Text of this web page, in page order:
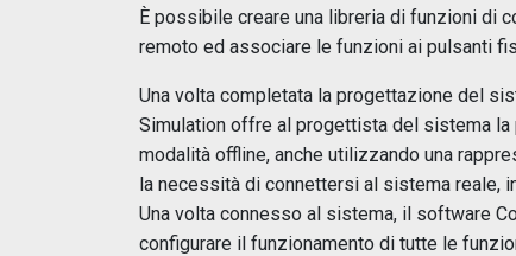
È possibile creare una libreria di funzioni di
remoto ed associare le funzioni ai pulsanti
Una volta completata la progettazione del
Simulation offre al progettista del sistema
modalità offline, anche utilizzando una
la necessità di connettersi al sistema reale,
Una volta connesso al sistema, il software
configurare il funzionamento di tutte le